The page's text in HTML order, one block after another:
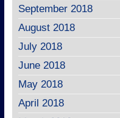
September 2018
August 2018
July 2018
June 2018
May 2018
April 2018